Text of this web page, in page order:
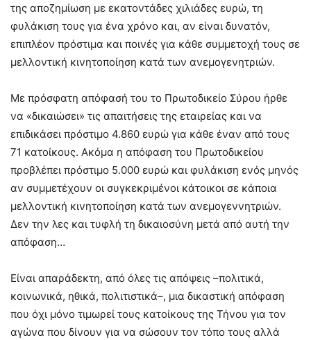
της αποζημίωση με εκατοντάδες χιλιάδες ευρώ, τη
φυλάκιση τους για ένα χρόνο και, αν είναι δυνατόν,
επιπλέον πρόστιμα και ποινές για κάθε συμμετοχή τους σε
μελλοντική κινητοποίηση κατά των ανεμογενητριών.
Με πρόσφατη απόφασή του το Πρωτοδικείο Σύρου ήρθε
να «δικαιώσει» τις απαιτήσεις της εταιρείας και να
επιδικάσει πρόστιμο 4.860 ευρώ για κάθε έναν από τους
71 κατοίκους. Ακόμα η απόφαση του Πρωτοδικείου
προβλέπει πρόστιμο 5.000 ευρώ και φυλάκιση ενός μηνός
αν συμμετέχουν οι συγκεκριμένοι κάτοικοι σε κάποια
μελλοντική κινητοποίηση κατά των ανεμογεννητριών.
Δεν την λες και τυφλή τη δικαιοσύνη μετά από αυτή την
απόφαση…
Είναι απαράδεκτη, από όλες τις απόψεις –πολιτικά,
κοινωνικά, ηθικά, πολιτιστικά–, μια δικαστική απόφαση
που όχι μόνο τιμωρεί τους κατοίκους της Τήνου για τον
αγώνα που δίνουν για να σώσουν τον τόπο τους αλλά